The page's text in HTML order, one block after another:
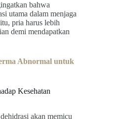
bahwa
utama dalam menjaga
pria harus lebih
demi mendapatkan
Abnormal untuk
Kesehatan
akan memicu